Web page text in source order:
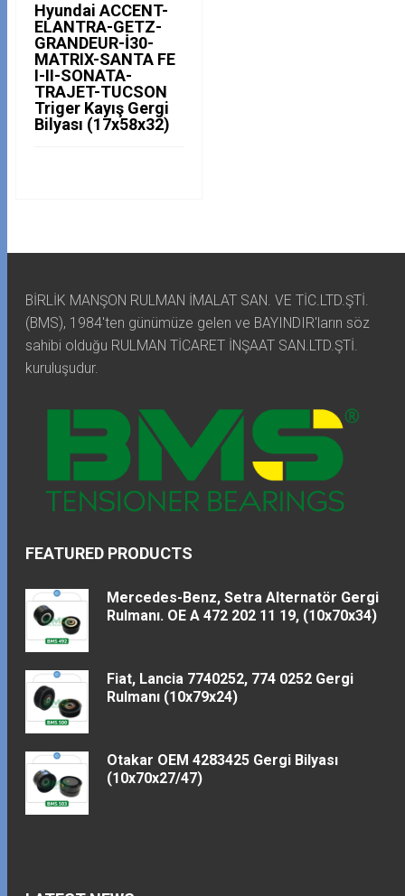
Hyundai ACCENT-
ELANTRA-GETZ-
GRANDEUR-İ30-
MATRIX-SANTA FE
I-II-SONATA-
TRAJET-TUCSON
Triger Kayış Gergi
Bilyası (17x58x32)
BİRLİK MANŞON RULMAN İMALAT SAN. VE TİC.LTD.ŞTİ.
(BMS), 1984'ten günümüze gelen ve BAYINDIR'ların söz
sahibi olduğu RULMAN TİCARET İNŞAAT SAN.LTD.ŞTİ.
kuruluşudur.
FEATURED PRODUCTS
Mercedes-Benz, Setra Alternatör Gergi
Rulmanı. OE A 472 202 11 19, (10x70x34)
Fiat, Lancia 7740252, 774 0252 Gergi
Rulmanı (10x79x24)
Otakar OEM 4283425 Gergi Bilyası
(10x70x27/47)